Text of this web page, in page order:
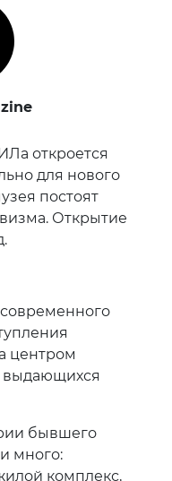
откроется
для нового
постоят
Открытие
центром
выдающихся
бывшего
много:
комплекс,